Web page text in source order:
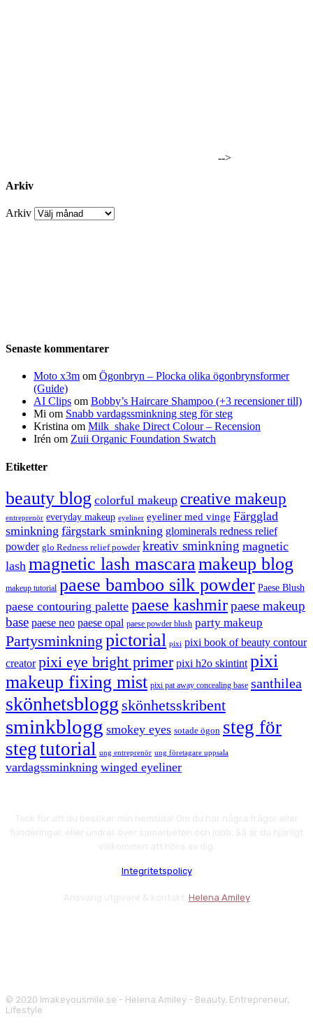
-->
Arkiv
Arkiv
Senaste kommentarer
Moto x3m om Ögonbryn – Plocka olika ögonbrynsformer
(Guide)
AI Clips om Bobby’s Haircare Shampoo (+3 recensioner till)
Mi om Snabb vardagssminkning steg för steg
Kristina om Milk_shake Direct Colour – Recension
Irén om Zuii Organic Foundation Swatch
Etiketter
beauty blog colorful makeup creative makeup
entreprenör everyday makeup eyeliner eyeliner med vinge Färgglad
sminkning färgstark sminkning glominerals redness relief
powder glo Redness relief powder kreativ sminkning magnetic
lash magnetic lash mascaramakeup blog
makeup tutorial paese bamboo silk powder Paese Blush
paese contouring palette paese kashmirpaese makeup
base paese neo paese opal paese powder blush party makeup
Partysminkning pictorial pixi pixi book of beauty contour
creator pixi eye bright primer pixi h2o skintint pixi
makeup fixing mist pixi pat away concealing base santhilea
skönhetsblogg skönhetsskribent
sminkblogg smokey eyes sotade ögon steg för
stegtutorial ung entreprenör ung företagare uppsala
vardagssminkning winged eyeliner
Integritetspolicy
Helena Amiley
© 2020 Imakeyousmile.se - Helena Amiley - Beauty, Entrepreneur,
Lifestyle